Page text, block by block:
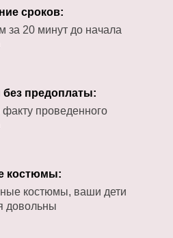
сроков:
за 20 минут до начала
без предоплаты:
проведенного
костюмы:
костюмы, ваши дети
довольны